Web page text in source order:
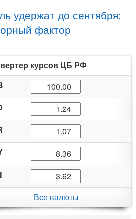
удержат до сентября:
фактор
курсов ЦБ РФ
Все валюты